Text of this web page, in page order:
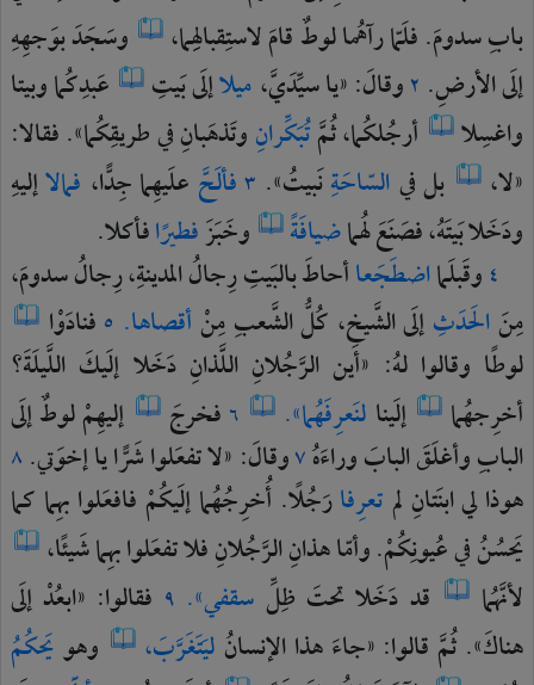
بابِسدومَ.فلَمّارآهُمالوطٌقامَلاستِقبالِهِما، وسَجَدَبوَجهِهِ
إلَىالأرضِ. ٢وقالَ:«ياسيِّدَيَّ،ميلاإلَىبَيتِ عَبدِكُماوبيتا
واغسِلا
أرجُلكُما،ثُمَّتُبَكِّرانِوتَذهَبانِفيطريقِكُما».فقالا:
«لا،
بلفيالسّاحَةِنَبيتُ». ٣فألَحَّعلَيهِماجِدًّا، فمالاإليهِ
ودَخَلابَيتَهُ،فصَنَعَلهُماضيافَةً وخَبَزَفطيرًافأكلا.
٤ وقَبلَمااضطَجَعاأحاطَبالبَيتِرِجالُالمدينةِ،رِجالُسدومَ،
مِنَالحَدَثِإلَىالشَّيخِ،كُلُّالشَّعبِمِنْأقصاها. ٥ فنادَوْا
لوطًا وقالوالهُ: «أين الرَّجُلانِاللَّذانِدَخَلا إلَيكَ اللَّيلَةَ؟
أخرِجهُما
إلَينالنَعرِفَهُما». ٦ فخرجَ إليهِمْلوطٌإلَى
البابِوأغلَقَالبابَوراءَهُ٧وقالَ:«لاتفعَلواشَرًّاياإخوَتي. ٨
هوذاليابنَتانِلمتعرِفارَجُلًا. أُخرِجُهُماإلَيكُمْفافعَلوابهِماكما
يَحسُنُفيعُيونِكُمْ.وأمّاهذانِالرَّجُلانِفلاتفعَلوابهِماشَيئًا،
لأنَّهُما
قد دَخَلاتحتَ ظِلِّ سقفي». ٩ فقالوا: «ابعُدْإلَى
هناكَ».ثُمَّقالوا:«جاءَهذاالإنسانُليَتَغَرَّبَ، وهويَحكُمُ